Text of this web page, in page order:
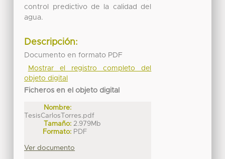
control predictivo de la calidad del
agua.
Descripción:
Documento en formato PDF
Mostrar el registro completo del
objeto digital
Ficheros en el objeto digital
Nombre:
TesisCarlosTorres.pdf
Tamaño: 2.979Mb
Formato: PDF
Ver documento